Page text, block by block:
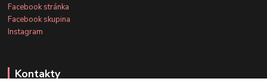
Facebook stránka
Facebook skupina
Instagram
Kontakty